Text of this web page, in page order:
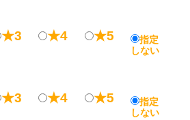
★3 ★4 ★5
指定
しない
★3 ★4 ★5
指定
しない